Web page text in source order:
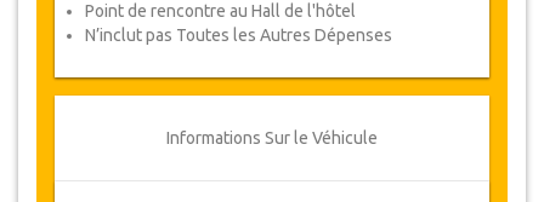
Point de rencontre au Hall de l'hôtel
N’inclut pas Toutes les Autres Dépenses
Informations Sur le Véhicule